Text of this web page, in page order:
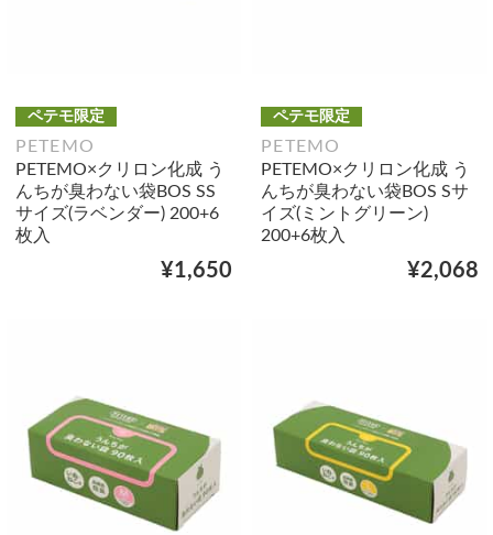
ペテモ限定
PETEMO
PETEMO×クリロン化成 う
んちが臭わない袋BOS SS
サイズ(ラベンダー) 200+6
枚入
¥1,650
ペテモ限定
PETEMO
PETEMO×クリロン化成 う
んちが臭わない袋BOS Sサ
イズ(ミントグリーン)
200+6枚入
¥2,068